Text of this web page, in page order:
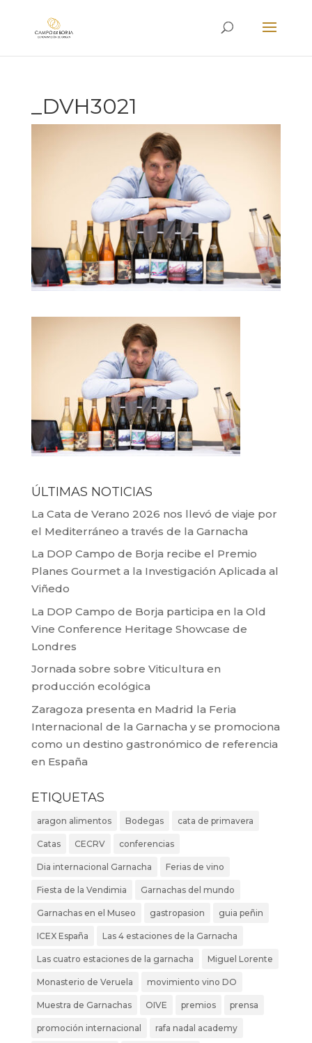
_DVH3021
ÚLTIMAS NOTICIAS
La Cata de Verano 2026 nos llevó de viaje por
el Mediterráneo a través de la Garnacha
La DOP Campo de Borja recibe el Premio
Planes Gourmet a la Investigación Aplicada al
Viñedo
La DOP Campo de Borja participa en la Old
Vine Conference Heritage Showcase de
Londres
Jornada sobre sobre Viticultura en
producción ecológica
Zaragoza presenta en Madrid la Feria
Internacional de la Garnacha y se promociona
como un destino gastronómico de referencia
en España
ETIQUETAS
aragon alimentos Bodegas cata de primavera
Catas CECRV conferencias
Dia internacional Garnacha Ferias de vino
Fiesta de la Vendimia Garnachas del mundo
Garnachas en el Museo gastropasion guia peñin
ICEX España Las 4 estaciones de la Garnacha
Las cuatro estaciones de la garnacha Miguel Lorente
Monasterio de Veruela movimiento vino DO
Muestra de Garnachas OIVE premios prensa
promoción internacional rafa nadal academy